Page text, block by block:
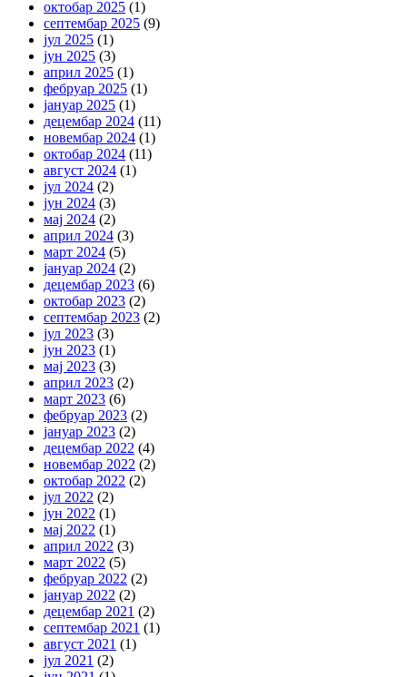
октобар 2025 (1)
септембар 2025 (9)
јул 2025 (1)
јун 2025 (3)
април 2025 (1)
фебруар 2025 (1)
јануар 2025 (1)
децембар 2024 (11)
новембар 2024 (1)
октобар 2024 (11)
август 2024 (1)
јул 2024 (2)
јун 2024 (3)
мај 2024 (2)
април 2024 (3)
март 2024 (5)
јануар 2024 (2)
децембар 2023 (6)
октобар 2023 (2)
септембар 2023 (2)
јул 2023 (3)
јун 2023 (1)
мај 2023 (3)
април 2023 (2)
март 2023 (6)
фебруар 2023 (2)
јануар 2023 (2)
децембар 2022 (4)
новембар 2022 (2)
октобар 2022 (2)
јул 2022 (2)
јун 2022 (1)
мај 2022 (1)
април 2022 (3)
март 2022 (5)
фебруар 2022 (2)
јануар 2022 (2)
децембар 2021 (2)
септембар 2021 (1)
август 2021 (1)
јул 2021 (2)